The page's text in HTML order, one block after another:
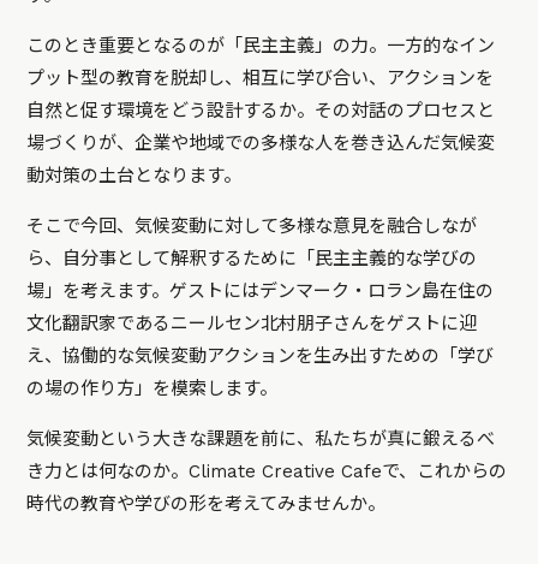
このとき重要となるのが「民主主義」の力。一方的なイン
プット型の教育を脱却し、相互に学び合い、アクションを
自然と促す環境をどう設計するか。その対話のプロセスと
場づくりが、企業や地域での多様な人を巻き込んだ気候変
動対策の土台となります。
そこで今回、気候変動に対して多様な意見を融合しなが
ら、自分事として解釈するために「民主主義的な学びの
場」を考えます。ゲストにはデンマーク・ロラン島在住の
文化翻訳家であるニールセン北村朋子さんをゲストに迎
え、協働的な気候変動アクションを生み出すための「学び
の場の作り方」を模索します。
気候変動という大きな課題を前に、私たちが真に鍛えるべ
き力とは何なのか。Climate Creative Cafeで、これからの
時代の教育や学びの形を考えてみませんか。